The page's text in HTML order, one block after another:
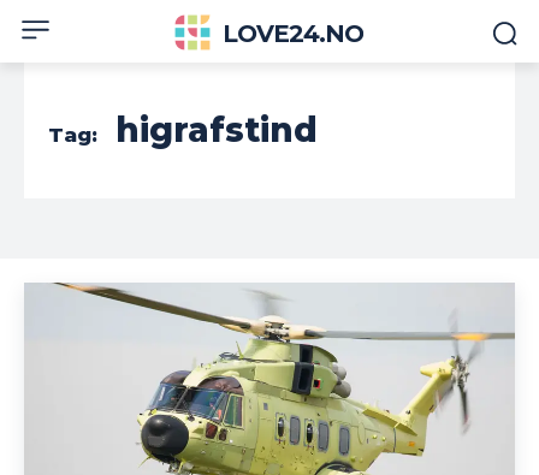
LOVE24.NO
Tag: higrafstind